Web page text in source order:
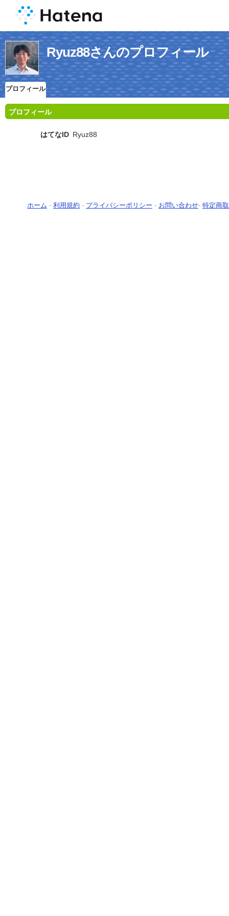
Ryuz88さんのプロフィール
プロフィール
プロフィール
はてなID Ryuz88
ホーム - 利用規約 - プライバシーポリシー - お問い合わせ- 特定商